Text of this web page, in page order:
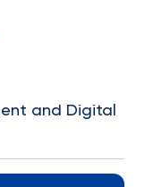
and Digital